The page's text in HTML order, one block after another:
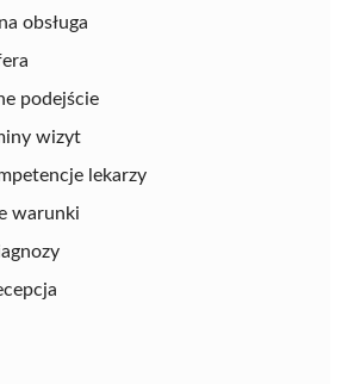
obsługa
podejście
wizyt
lekarzy
warunki